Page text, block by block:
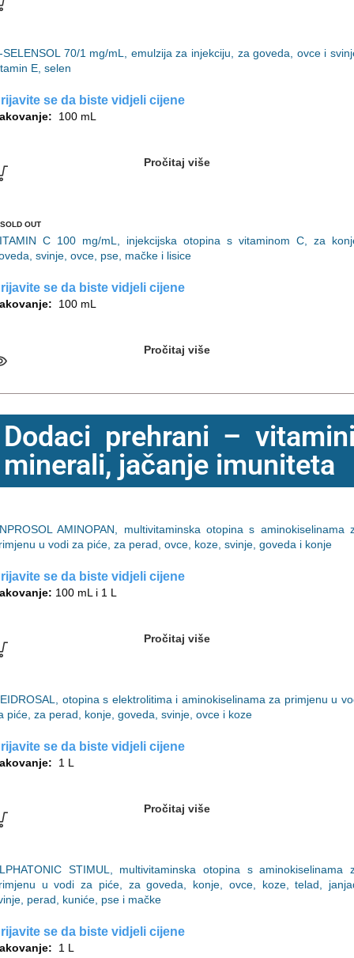
SELENSOL 70/1 mg/mL, emulzija za injekciju, za goveda, ovce i
E, selen
se da biste vidjeli cijene
100 mL
Pročitaj više
SOLD OUT
C 100 mg/mL, injekcijska otopina s vitaminom C, za
svinje, ovce, pse, mačke i lisice
se da biste vidjeli cijene
100 mL
Pročitaj više
Dodaci prehrani –
minerali, jačanje imuniteta
AMINOPAN, multivitaminska otopina s aminokiselinama
u vodi za piće, za perad, ovce, koze, svinje, goveda i konje
se da biste vidjeli cijene
100 mL i 1 L
Pročitaj više
otopina s elektrolitima i aminokiselinama za primjenu u
piće, za perad, konje, goveda, svinje, ovce i koze
se da biste vidjeli cijene
1 L
Pročitaj više
STIMUL, multivitaminska otopina s aminokiselinama
u vodi za piće, za goveda, konje, ovce, koze, telad,
perad, kuniće, pse i mačke
se da biste vidjeli cijene
1 L